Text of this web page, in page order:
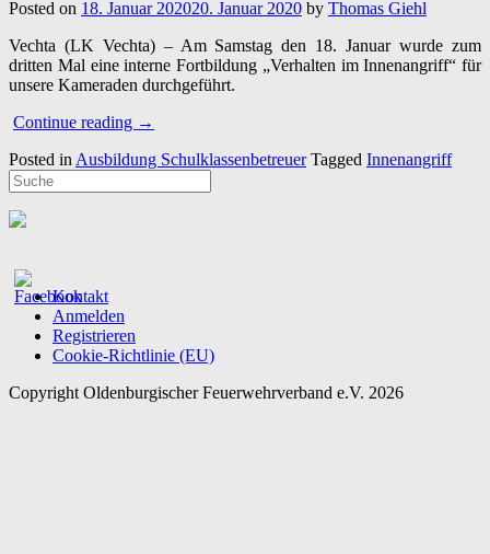
Posted on 18. Januar 202020. Januar 2020 by Thomas Giehl
Vechta (LK Vechta) – Am Samstag den 18. Januar wurde zum
dritten Mal eine interne Fortbildung „Verhalten im Innenangriff“ für
unsere Kameraden durchgeführt.
Continue reading “18.01.2020
Interne
→
Posted in Ausbildung Schulklassenbetreuer Tagged Innenangriff
Kontakt
Anmelden
Registrieren
Cookie-Richtlinie (EU)
Copyright Oldenburgischer Feuerwehrverband e.V. 2026